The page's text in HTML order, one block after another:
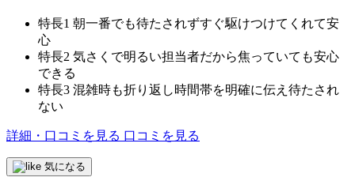
特長1 朝一番でも待たされずすぐ駆けつけてくれて安
心
特長2 気さくで明るい担当者だから焦っていても安心
できる
特長3 混雑時も折り返し時間帯を明確に伝え待たされ
ない
詳細・口コミを見る 口コミを見る
気になる